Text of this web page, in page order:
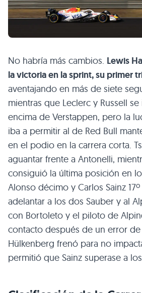
No habría más cambios. Lewis
la victoria en la sprint, su primer
aventajando en más de siete
mientras que Leclerc y Russell
encima de Verstappen, pero la
iba a permitir al de Red Bull
en el podio en la carrera corta.
aguantar frente a Antonelli,
consiguió la última posición en
Alonso décimo y Carlos Sainz
adelantar a los dos Sauber y al
con Bortoleto y el piloto de
contacto después de un error de
Hülkenberg frenó para no
permitió que Sainz superase a